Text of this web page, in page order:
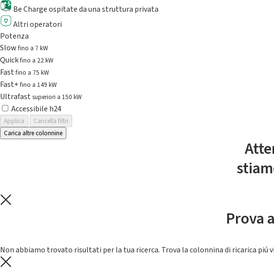
Be Charge ospitate da una struttura privata
Altri operatori
Potenza
Slowfino a 7 kW
Quickfino a 22 kW
Fastfino a 75 kW
Fast+fino a 149 kW
Ultrafast superiori a 150 kW
Accessibile h24
Applica
Cancella filtri
Carica altre colonnine
Prova
Non abbiamo trovato risultati per la tua ricerca. Trova la colonnina di ricarica piú